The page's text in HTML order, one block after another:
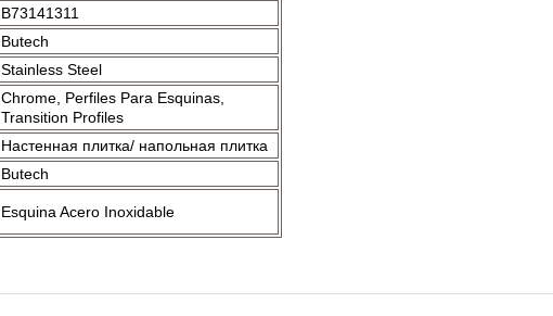
B73141311
Butech
Stainless Steel
Chrome, Perfiles Para Esquinas,
Transition Profiles
Настенная плитка/ напольная плитка
Butech
Esquina Acero Inoxidable